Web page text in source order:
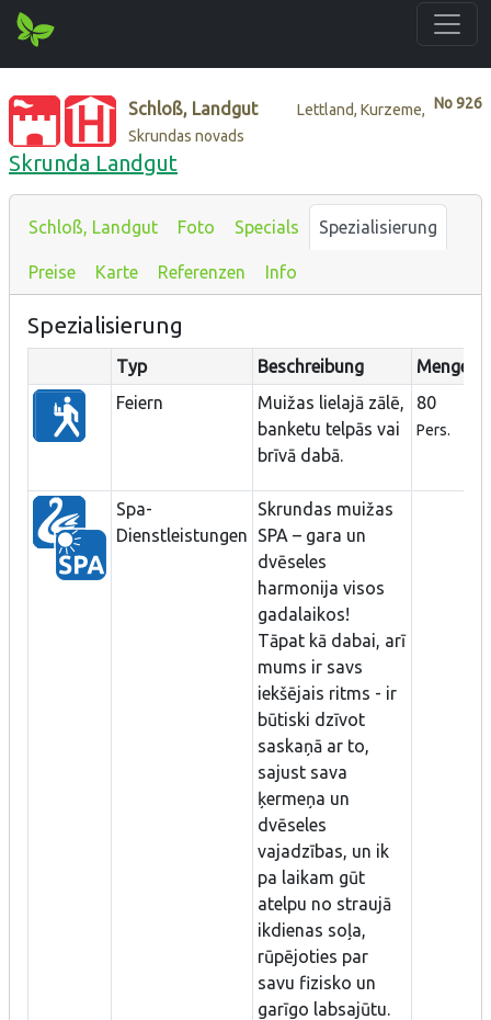
No926
Schloß, Landgut
Lettland, Kurzeme,
Skrundas novads
Skrunda Landgut
Schloß, Landgut Foto Specials Spezialisierung
Preise Karte Referenzen Info
Spezialisierung
Typ Beschreibung Menge
Feiern
Muižas lielajā zālē,
banketu telpās vai
brīvā dabā.
80
Pers.
Spa-
Dienstleistungen
Skrundas muižas
SPA – gara un
dvēseles
harmonija visos
gadalaikos!
Tāpat kā dabai, arī
mums ir savs
iekšējais ritms - ir
būtiski dzīvot
saskaņā ar to,
sajust sava
ķermeņa un
dvēseles
vajadzības, un ik
pa laikam gūt
atelpu no straujā
ikdienas soļa,
rūpējoties par
savu fizisko un
garīgo labsajūtu.